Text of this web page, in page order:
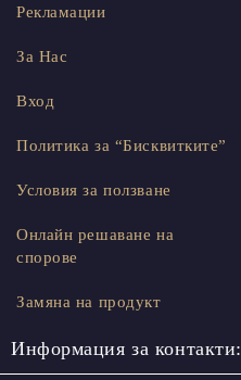
Рекламации
За Нас
Вход
Политика за “Бисквитките”
Условия за ползване
Онлайн решаване на
спорове
Замяна на продукт
Информация за контакти: